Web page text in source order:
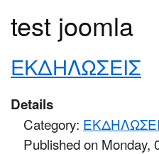
test joomla
ΕΚΔΗΛΩΣΕΙΣ
Details
Category:
Published on Monday,